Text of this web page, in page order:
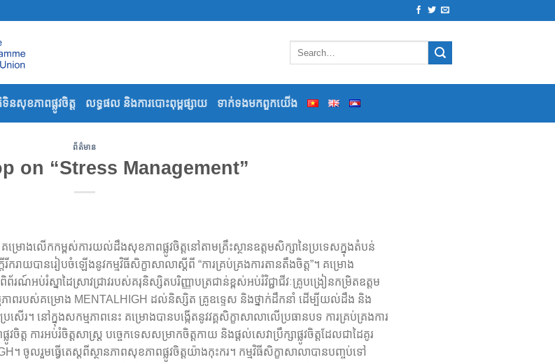
នសុខភាពផ្លូវចិត្ត លទ្ធផល និងការបោះពុម្ពផ្សាយ ទាក់ទងមកពួកយើង
ព័ត៌មាន
on “Stress Management”
គម្រោង​លើកកម្ពស់ការយល់ដឹងសុខភាពផ្លូវចិត្តនៅតាមគ្រឹះស្ថាន​ឧត្តមសិក្សានៃប្រទេសក្នុងតំបន់
ាយ​បានរៀបចំឡើងនូវកម្មវិធីសិក្ខាសាលា​ស្តីពី “ការគ្រប់គ្រងការតានតឹងចិត្ត”។ គម្រោង
អប់រំស្នាដៃស្រាវជ្រាវរបស់គរុនិស្សិតបរិញ្ញាបត្រជាន់ខ្ពស់អប់រំវិជ្ជាជីវៈគ្រូបង្រៀនកម្រិតឧត្តម
ាពរបស់គម្រោង​ MENTALHIGH ដល់និស្សិត គ្រូឧទ្ទេស និងថ្នាក់ដឹកនាំ ​ដើម្បីយល់ដឹង និង
សើរ។ នៅក្នុងសកម្មភាពនេះ គម្រោងបានបង្កើតនូវ​វគ្គសិក្ខាសាលាលើប្រធានបទ ការគ្រប់គ្រងការ
ត ការអប់រំចិត្តសាស្រ្ត បច្ចេកទេសសម្រាកចិត្តកាយ និងផ្តល់សេវាប្រឹក្សាផ្លូវចិត្តដែលជាដៃគូរ
ចូលរួម​ធ្វើតេស្តពីស្ថានភាពសុខភាពផ្លូវចិត្តយ៉ាងកុះករ។ កម្មវិធីសិក្ខាសាលា​បានបញ្ចប់ទៅ